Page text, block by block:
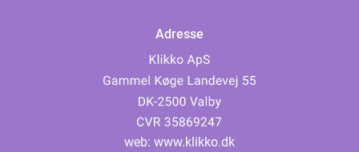
Adresse
web: www.klikko.dk